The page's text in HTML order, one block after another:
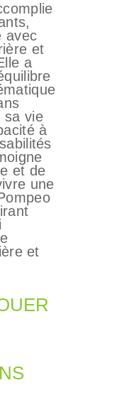
avec
et
a
sa vie
à
et de
une
et